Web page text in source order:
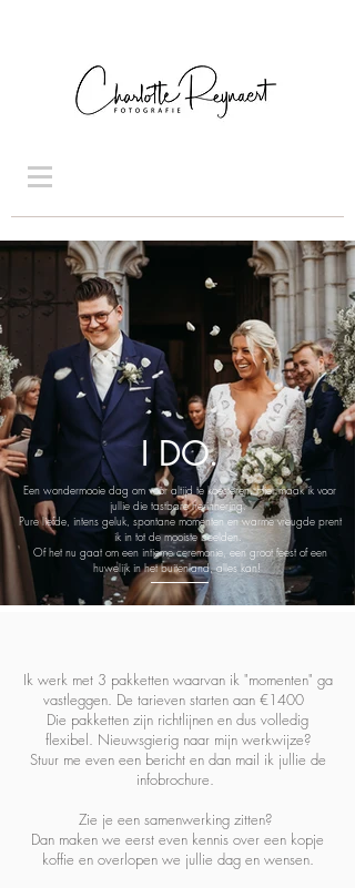
I DO.
Een wondermooie dag om voor altijd te koesteren. Hier maak ik voor
jullie die tastbare herinnering.
Pure liefde, intens geluk, spontane momenten en warme vreugde prent
ik in tot de mooiste beelden.
Of het nu gaat om een intieme ceremonie, een groot feest of een
huwelijk in het buitenland, alles kan!
Ik werk met 3 pakketten waarvan ik "momenten" ga
vastleggen. De tarieven starten aan €1400
Die pakketten zijn richtlijnen en dus volledig
flexibel. Nieuwsgierig naar mijn werkwijze?
Stuur me even een bericht en dan mail ik jullie de
infobrochure.
Zie je een samenwerking zitten?
Dan maken we eerst even kennis over een kopje
koffie en overlopen we jullie dag en wensen.